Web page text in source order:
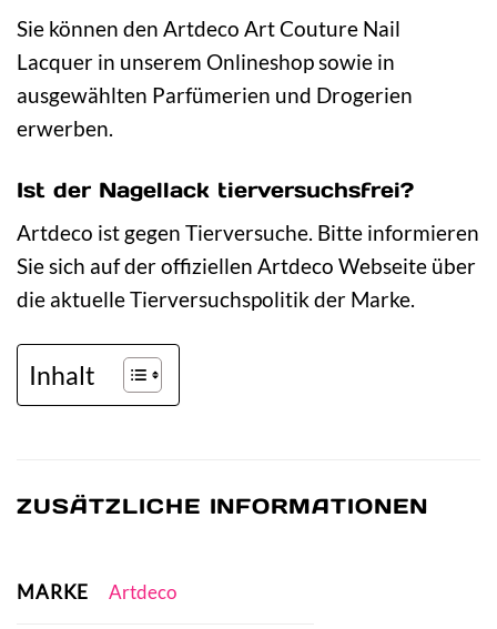
Sie können den Artdeco Art Couture Nail
Lacquer in unserem Onlineshop sowie in
ausgewählten Parfümerien und Drogerien
erwerben.
Ist der Nagellack tierversuchsfrei?
Artdeco ist gegen Tierversuche. Bitte informieren
Sie sich auf der offiziellen Artdeco Webseite über
die aktuelle Tierversuchspolitik der Marke.
Inhalt
ZUSÄTZLICHE INFORMATIONEN
MARKE Artdeco